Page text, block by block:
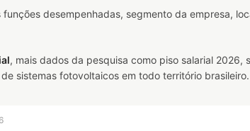
desempenhadas, segmento da empresa,
, mais dados da pesquisa como piso salarial 2026,
sistemas fotovoltaicos em todo território brasileiro.